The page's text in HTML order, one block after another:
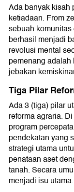
Ada banyak kisah
ketiadaan. From
sebuah
berhasil menjadi
revolusi mental
pemenang
jebakan
Tiga Pilar
Ada 3 (tiga) pilar
reforma agraria.
program
pendekatan yang
strategi utama
penataan aset
tanah. Secara
menjadi isu utama.